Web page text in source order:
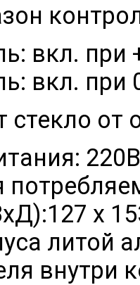
вкл. при
вкл. при
стекло
x
литой
внутри